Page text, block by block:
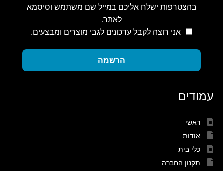
בהצטרפות ישלח אליכם במייל שם משתמש וסיסמא
לאתר.
אני רוצה לקבל עדכונים לגבי מוצרים ומבצעים.
הרשמה
עמודים
ראשי
אודות
כלי בית
תקנון החברה